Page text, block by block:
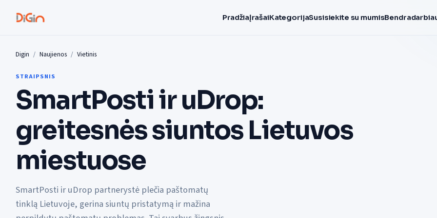
PradžiaĮrašaiKategorijaSusisiekite su mumis
Digin Naujienos Vietinis
STRAIPSNIS
SmartPosti ir uDrop:
greitesnės siuntos Lietuvos
miestuose
SmartPosti ir uDrop partnerystė plečia paštomatų
tinklą Lietuvoje, gerina siuntų pristatymą ir mažina